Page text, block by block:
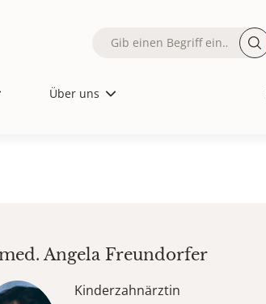
Über uns
Fulltext
Angela Freundorfer
Kinderzahnärztin